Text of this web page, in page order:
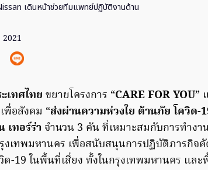
เดินหน้าช่วยทีมแพทย์ปฏิบัติงานด้าน
เทศไทย ขยายโครงการ “CARE FOR YOU”
พื่อสังคม “ส่งผ่านความห่วงใย ต้านภัย โควิด
เทอร์ร่า จำนวน 3 คัน ที่เหมาะสมกับการทำง
เทพมหานคร เพื่อสนับสนุนการปฏิบัติภารกิจคั
-19 ในพื้นที่เสี่ยง ทั้งในกรุงเทพมหานคร และ